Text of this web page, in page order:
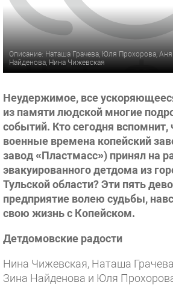
Описание: Наташа Грачева, Юля Прохорова,
Найденова, Нина Чижевская
Неудержимое, все
из памяти людской многие
событий. Кто сегодня вспомнит,
военные времена копейский
завод «Пластмасс») принял на
эвакуированного детдома из
Тульской области? Эти пять
предприятие волею судьбы,
свою жизнь с Копейском.
Детдомовские радости
Нина Чижевская, Наташа
Зина Найденова и Юля